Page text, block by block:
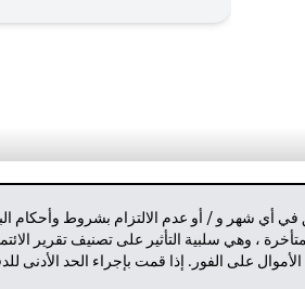
في أي شهر و / أو عدم الالتزام بشروط
، وهي سلبية التأثير على تصنيف تقرير
على الفور. إذا قمت بإجراء الحد